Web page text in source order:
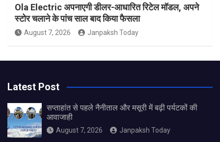
Ola Electric अपनाएगी डीलर-आधारित रिटेल मॉडल, अपने
स्टोर चलाने के पांच साल बाद किया फैसला
August 7, 2026 Janpaksh Today
Latest Post
सप्ताहांत से पहले नैनीताल और मसूरी में बढ़ी पर्यटकों की
आवाजाही
August 7, 2026 Janpaksh Today